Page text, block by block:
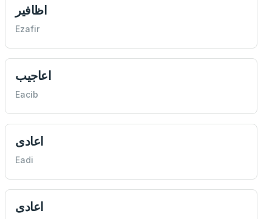
اظافير
Ezafir
اعاجيب
Eacib
اعادی
Eadi
اعادی